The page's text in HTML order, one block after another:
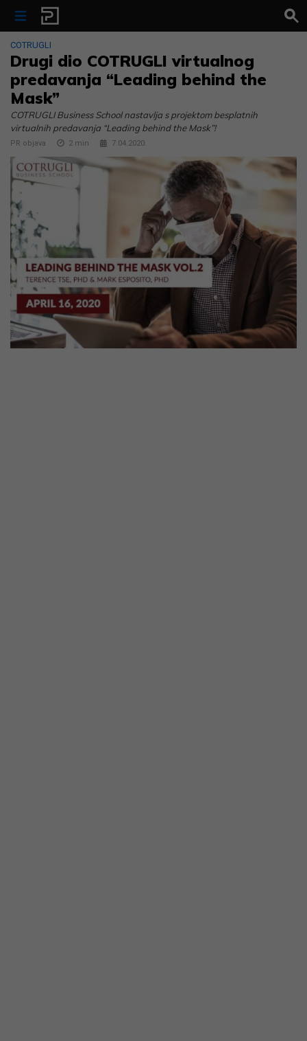
Skip to content
COTRUGLI
Drugi dio COTRUGLI virtualnog
predavanja “Leading behind the
Mask”
COTRUGLI Business School nastavlja s projektom besplatnih
virtualnih predavanja “Leading behind the Mask”!
PR objava 2 min 7.04.2020.